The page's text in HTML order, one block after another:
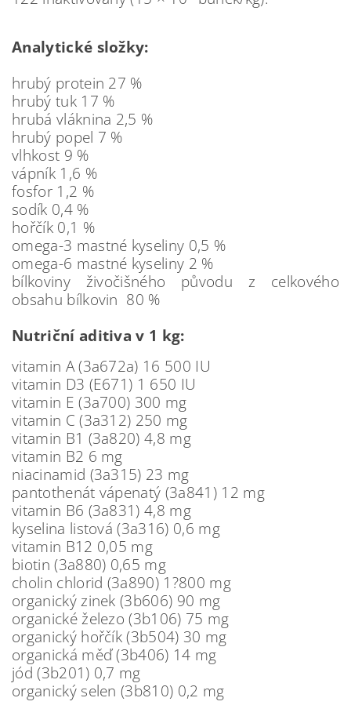
Analytické složky:
hrubý protein 27 %
hrubý tuk 17 %
hrubá vláknina 2,5 %
hrubý popel 7 %
vlhkost 9 %
vápník 1,6 %
fosfor 1,2 %
sodík 0,4 %
hořčík 0,1 %
omega-3 mastné kyseliny 0,5 %
omega-6 mastné kyseliny 2 %
bílkoviny živočišného původu z celkového
obsahu bílkovin 80 %
Nutriční aditiva v 1 kg:
vitamin A (3a672a) 16 500 IU
vitamin D3 (E671) 1 650 IU
vitamin E (3a700) 300 mg
vitamin C (3a312) 250 mg
vitamin B1 (3a820) 4,8 mg
vitamin B2 6 mg
niacinamid (3a315) 23 mg
pantothenát vápenatý (3a841) 12 mg
vitamin B6 (3a831) 4,8 mg
kyselina listová (3a316) 0,6 mg
vitamin B12 0,05 mg
biotin (3a880) 0,65 mg
cholin chlorid (3a890) 1?800 mg
organický zinek (3b606) 90 mg
organické železo (3b106) 75 mg
organický hořčík (3b504) 30 mg
organická měď (3b406) 14 mg
jód (3b201) 0,7 mg
organický selen (3b810) 0,2 mg